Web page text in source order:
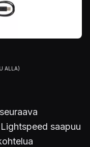
saapuu